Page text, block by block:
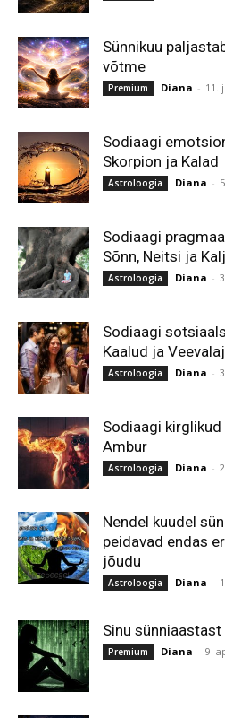
Sünnikuu
võtme
Premium Diana - 11.
Sodiaagi
Skorpion ja Kalad
Astroloogia Diana -
Sodiaagi
Sõnn, Neitsi ja
Astroloogia Diana -
Sodiaagi
Kaalud ja
Astroloogia Diana -
Sodiaagi
Ambur
Astroloogia Diana -
Nendel kuudel
peidavad endas
jõudu
Astroloogia Diana -
Sinu
Premium Diana - 9.